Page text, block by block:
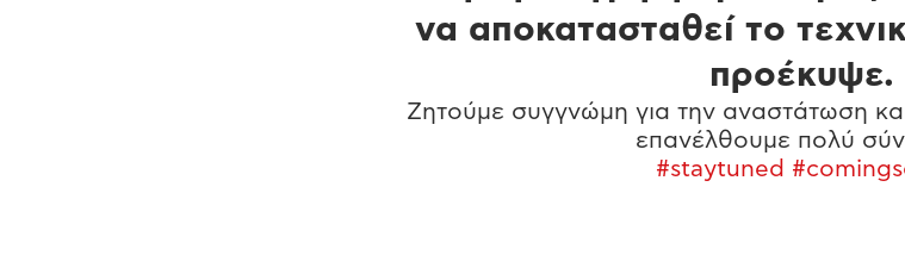
να αποκατασταθεί το
προέκυψε.
Ζητούμε συγγνώμη για την αναστάτωση
επανέλθουμε πολύ
#staytuned